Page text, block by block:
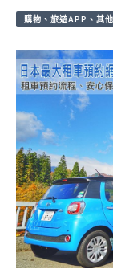
購物、旅遊APP、其他